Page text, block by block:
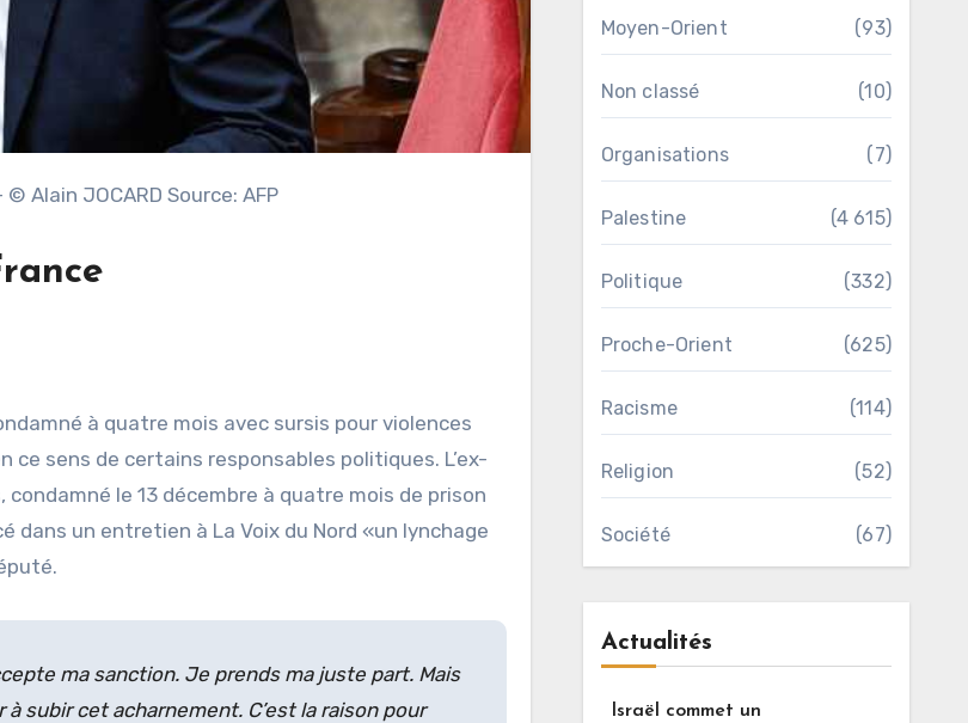
Alain JOCARD Source: AFP
à quatre mois avec sursis pour violences
ce sens de certains responsables politiques. L’ex-
le 13 décembre à quatre mois de prison
dans un entretien à La Voix du Nord «un lynchage
ma sanction. Je prends ma juste part. Mais
subir cet acharnement. C’est la raison pour
Moyen-Orient (93)
Non classé (10)
Organisations (7)
Palestine (4 615)
Politique (332)
Proche-Orient (625)
Racisme (114)
Religion (52)
Société (67)
Actualités
Israël commet un